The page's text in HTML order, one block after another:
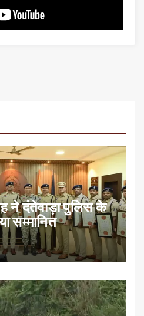
ने दंतेवाड़ा पुलिस के
सम्मानित